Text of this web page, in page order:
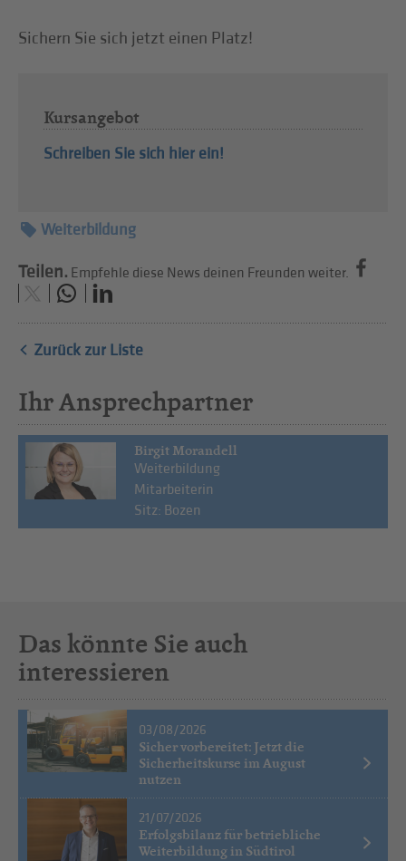
Sichern Sie sich jetzt einen Platz!
Kursangebot
Schreiben Sie sich hier ein!
Weiterbildung
Teilen. Empfehle diese News deinen Freunden weiter.
Zurück zur Liste
Ihr Ansprechpartner
Birgit Morandell
Weiterbildung
Mitarbeiterin
Sitz: Bozen
Das könnte Sie auch
interessieren
03/08/2026
Sicher vorbereitet: Jetzt die
Sicherheitskurse im August
nutzen
21/07/2026
Erfolgsbilanz für betriebliche
Weiterbildung in Südtirol